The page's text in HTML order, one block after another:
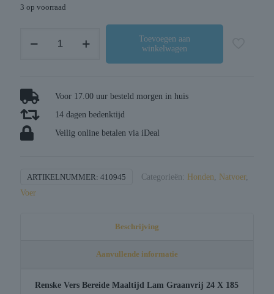
3 op voorraad
graanvrij
aantal
Toevoegen aan
winkelwagen
Voor 17.00 uur besteld morgen in huis
14 dagen bedenktijd
Veilig online betalen via iDeal
ARTIKELNUMMER: 410945 Categorieën: Honden, Natvoer,
Voer
Beschrijving
Aanvullende informatie
Renske Vers Bereide Maaltijd Lam Graanvrij 24 X 185